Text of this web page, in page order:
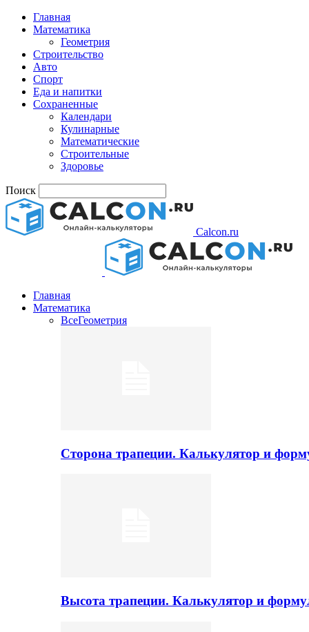
Главная
Математика
Геометрия
Строительство
Авто
Спорт
Еда и напитки
Сохраненные
Календари
Кулинарные
Математические
Строительные
Здоровье
Поиск
Calcon.ru
Главная
Математика
ВсеГеометрия
Сторона трапеции. Калькулятор и
Высота трапеции. Калькулятор и